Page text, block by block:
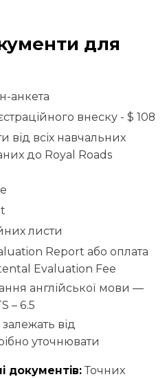
для
анкета
внеску - $ 108
від всіх навчальних
до Royal Roads
листи
Report або оплата
Evaluation Fee
англійської мови —
– 6.5
від
уточнювати
документів: Точних